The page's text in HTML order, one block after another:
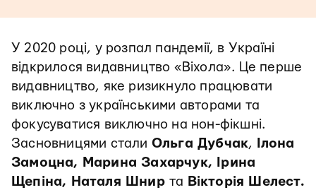
У 2020 році, у розпал пандемії, в Україні
відкрилося видавництво «Віхола». Це перше
видавництво, яке ризикнуло працювати
виключно з українськими авторами та
фокусуватися виключно на нон-фікшні.
Засновницями стали Ольга Дубчак,
Ілона
Замоцна, Марина Захарчук, Ірина
Щепіна, Наталя Шнир та Вікторія Шелест.